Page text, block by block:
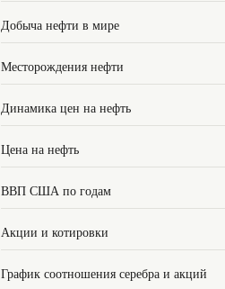
Добыча нефти в мире
Месторождения нефти
Динамика цен на нефть
Цена на нефть
ВВП США по годам
Акции и котировки
График соотношения серебра и акций